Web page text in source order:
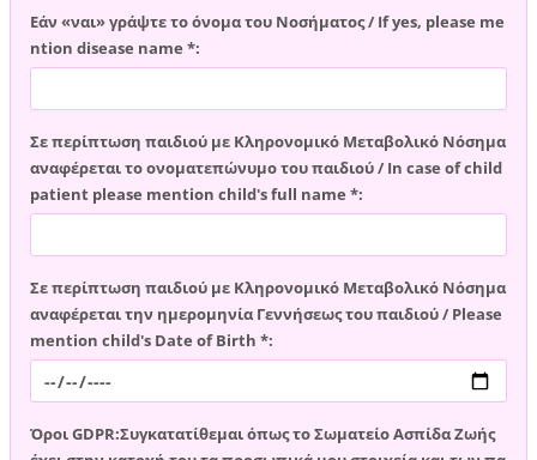
Εάν «ναι» γράψτε το όνομα του Νοσήματος / If yes, please me
ntion disease name *:
Σε περίπτωση παιδιού με Κληρονομικό Μεταβολικό Νόσημα
αναφέρεται το ονοματεπώνυμο του παιδιού / In case of child
patient please mention child's full name *:
Σε περίπτωση παιδιού με Κληρονομικό Μεταβολικό Νόσημα
αναφέρεται την ημερομηνία Γεννήσεως του παιδιού / Please
mention child's Date of Birth *:
Όροι GDPR:Συγκατατίθεμαι όπως το Σωματείο Ασπίδα Ζωής